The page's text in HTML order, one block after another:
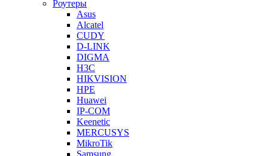
Роутеры
Asus
Alcatel
CUDY
D-LINK
DIGMA
H3C
HIKVISION
HPE
Huawei
IP-COM
Keenetic
MERCUSYS
MikroTik